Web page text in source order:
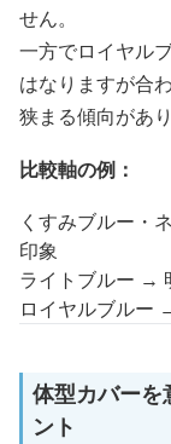
せん。
一方でロイヤル
はなりますが合
狭まる傾向があり
比較軸の例：
くすみブルー・
印象
ライトブルー →
ロイヤルブルー
体型カバーを
ント